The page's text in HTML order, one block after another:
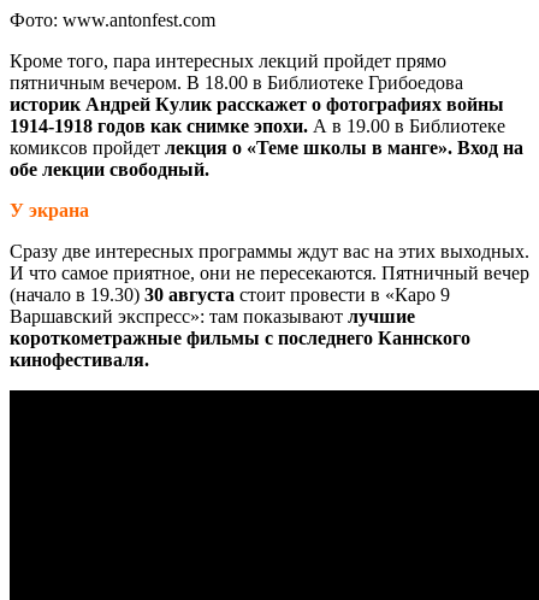
Фото: www.antonfest.com
Кроме того, пара интересных лекций пройдет прямо
пятничным вечером. В 18.00 в Библиотеке Грибоедова
историк Андрей Кулик расскажет о фотографиях войны
1914-1918 годов как снимке эпохи. А в 19.00 в Библиотеке
комиксов пройдет лекция о «Теме школы в манге». Вход на
обе лекции свободный.
У экрана
Сразу две интересных программы ждут вас на этих выходных.
И что самое приятное, они не пересекаются. Пятничный вечер
(начало в 19.30) 30 августа стоит провести в «Каро 9
Варшавский экспресс»: там показывают лучшие
короткометражные фильмы с последнего Каннского
кинофестиваля.